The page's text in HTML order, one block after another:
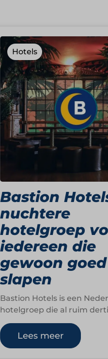
Hotels
Bastion
nuchtere
hotelgroep
iedereen die
gewoon
slapen
Bastion Hotels is een
hotelgroep die al ruim
vertrouwde
het hele land. Met 34…
Lees meer